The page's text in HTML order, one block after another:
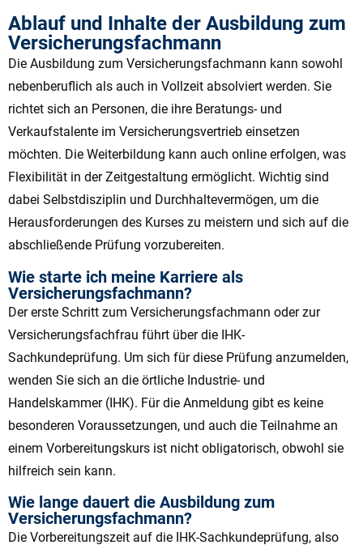
Ablauf und Inhalte der Ausbildung zum
Versicherungsfachmann
Die Ausbildung zum Versicherungsfachmann kann sowohl
nebenberuflich als auch in Vollzeit absolviert werden. Sie
richtet sich an Personen, die ihre Beratungs- und
Verkaufstalente im Versicherungsvertrieb einsetzen
möchten. Die Weiterbildung kann auch online erfolgen, was
Flexibilität in der Zeitgestaltung ermöglicht. Wichtig sind
dabei Selbstdisziplin und Durchhaltevermögen, um die
Herausforderungen des Kurses zu meistern und sich auf die
abschließende Prüfung vorzubereiten.
Wie starte ich meine Karriere als
Versicherungsfachmann?
Der erste Schritt zum Versicherungsfachmann oder zur
Versicherungsfachfrau führt über die IHK-
Sachkundeprüfung. Um sich für diese Prüfung anzumelden,
wenden Sie sich an die örtliche Industrie- und
Handelskammer (IHK). Für die Anmeldung gibt es keine
besonderen Voraussetzungen, und auch die Teilnahme an
einem Vorbereitungskurs ist nicht obligatorisch, obwohl sie
hilfreich sein kann.
Wie lange dauert die Ausbildung zum
Versicherungsfachmann?
Die Vorbereitungszeit auf die IHK-Sachkundeprüfung, also